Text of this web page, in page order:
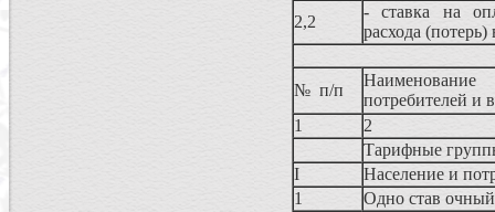
2,2
- ставка на
расхода (потерь)
№ п/п
потребителей и
1
2
Тарифные
I
Население и
1
Одно став